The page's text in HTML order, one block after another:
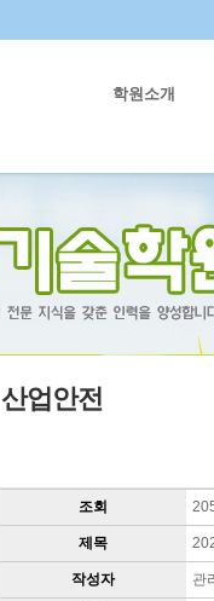
학원소개
산업안전
조회
제목
작성자 관